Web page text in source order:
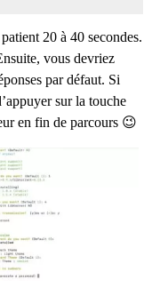
20 à 40 secondes.
vous devriez
par défaut. Si
sur la touche
en fin de parcours 😉